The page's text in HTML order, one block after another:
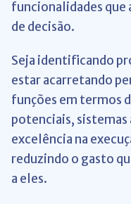
funcionalidades que
de decisão.
Seja identificando
estar acarretando
funções em termos
potenciais,
excelência na
reduzindo o gasto
a eles.